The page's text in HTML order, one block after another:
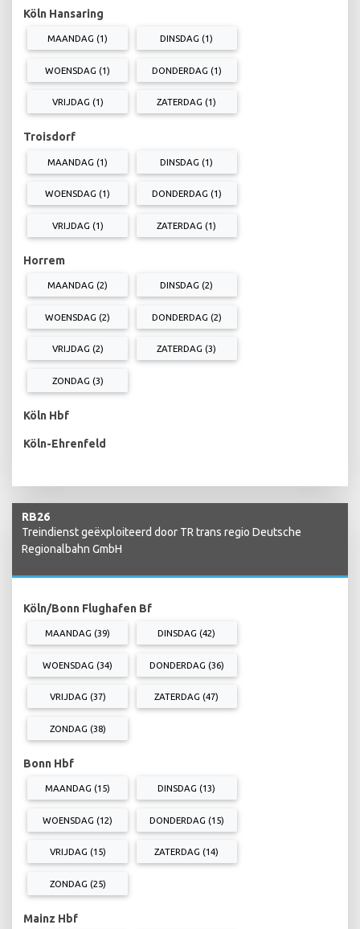
Köln Hansaring
MAANDAG (1) DINSDAG (1)
WOENSDAG (1) DONDERDAG (1)
VRIJDAG (1) ZATERDAG (1)
Troisdorf
MAANDAG (1) DINSDAG (1)
WOENSDAG (1) DONDERDAG (1)
VRIJDAG (1) ZATERDAG (1)
Horrem
MAANDAG (2) DINSDAG (2)
WOENSDAG (2) DONDERDAG (2)
VRIJDAG (2) ZATERDAG (3)
ZONDAG (3)
Köln Hbf
Köln-Ehrenfeld
RB26
Treindienst geëxploiteerd door TR trans regio Deutsche
Regionalbahn GmbH
Köln/Bonn Flughafen Bf
MAANDAG (39) DINSDAG (42)
WOENSDAG (34) DONDERDAG (36)
VRIJDAG (37) ZATERDAG (47)
ZONDAG (38)
Bonn Hbf
MAANDAG (15) DINSDAG (13)
WOENSDAG (12) DONDERDAG (15)
VRIJDAG (15) ZATERDAG (14)
ZONDAG (25)
Mainz Hbf